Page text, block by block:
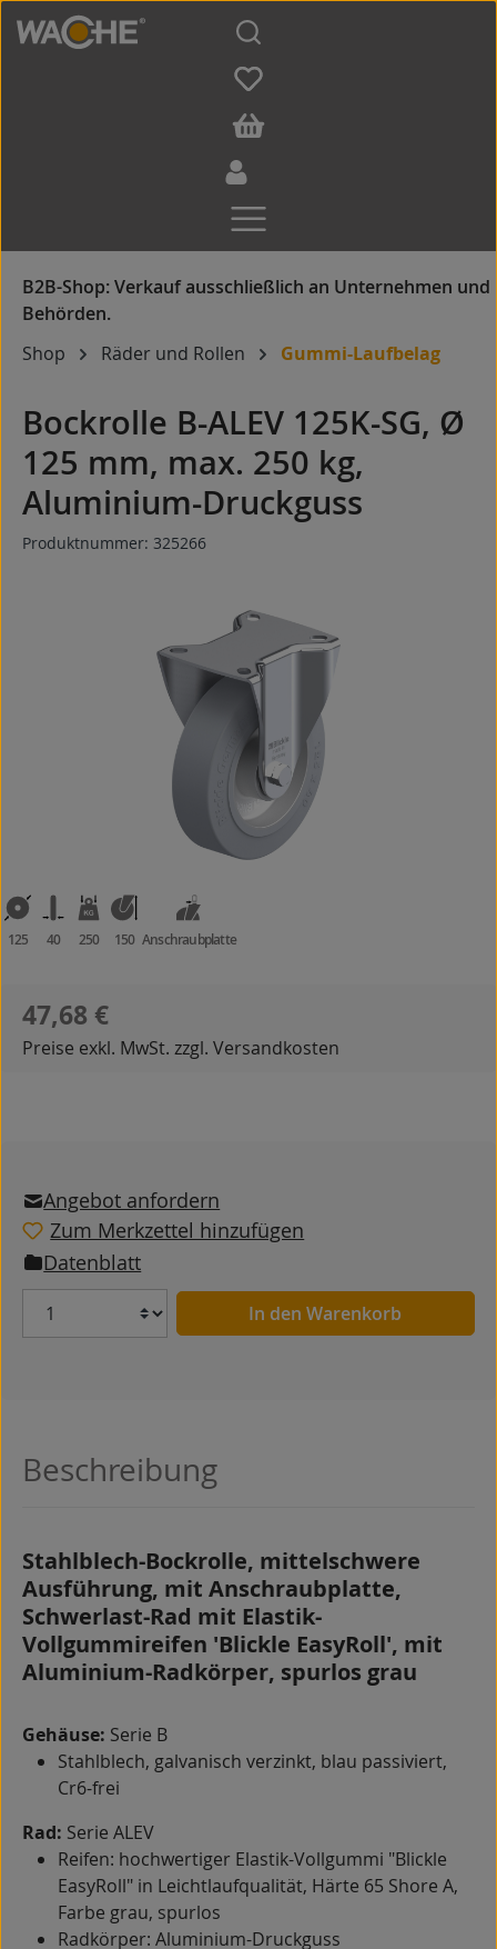
Zum Hauptinhalt springen
Shop Räder und Rollen Gummi-Laufbelag
Bockrolle B-ALEV 125K-SG, Ø
125 mm, max. 250 kg,
Aluminium-Druckguss
Produktnummer: 325266
125 40 250 150 Anschraubplatte
Regulärer Preis:
47,68 €
Preise exkl. MwSt. zzgl. Versandkosten
Angebot anfordern
Zum Merkzettel hinzufügen
Datenblatt
Anzahl In den Warenkorb
Beschreibung
Stahlblech-Bockrolle, mittelschwere
Ausführung, mit Anschraubplatte,
Schwerlast-Rad mit Elastik-
Vollgummireifen 'Blickle EasyRoll', mit
Aluminium-Radkörper, spurlos grau
Gehäuse: Serie B
Stahlblech, galvanisch verzinkt, blau passiviert,
Cr6-frei
Rad: Serie ALEV
Reifen: hochwertiger Elastik-Vollgummi "Blickle
EasyRoll" in Leichtlaufqualität, Härte 65 Shore A,
Farbe grau, spurlos
Radkörper: Aluminium-Druckguss